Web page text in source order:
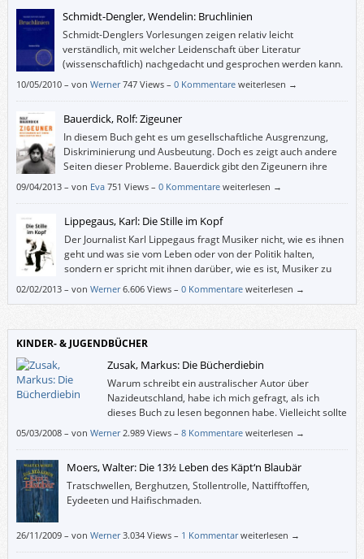
Schmidt-Dengler, Wendelin: Bruchlinien
Schmidt-Denglers Vorlesungen zeigen relativ leicht
verständlich, mit welcher Leidenschaft über Literatur
(wissenschaftlich) nachgedacht und gesprochen werden kann.
10/05/2010– von Werner 747 Views – 0 Kommentare weiterlesen →
Bauerdick, Rolf: Zigeuner
In diesem Buch geht es um gesellschaftliche Ausgrenzung,
Diskriminierung und Ausbeutung. Doch es zeigt auch andere
Seiten dieser Probleme. Bauerdick gibt den Zigeunern ihre
Menschlichkeit zurück, gesteht ihnen zu, gute und schlechte
Arroganz).
09/04/2013– von Eva 751 Views – 0 Kommentare weiterlesen →
Lippegaus, Karl: Die Stille im Kopf
Der Journalist Karl Lippegaus fragt Musiker nicht, wie es ihnen
geht und was sie vom Leben oder von der Politik halten,
sondern er spricht mit ihnen darüber, wie es ist, Musiker zu
sein, und warum sie gerade jetzt gerade diese Musik machen.
02/02/2013– von Werner 6.606 Views – 0 Kommentare weiterlesen →
KINDER- & JUGENDBÜCHER
Zusak, Markus: Die Bücherdiebin
Warum schreibt ein australischer Autor über
Nazideutschland, habe ich mich gefragt, als ich
dieses Buch zu lesen begonnen habe. Vielleicht sollte
man also wissen, dass Markus Zusaks Mutter aus
Zweiten Weltkrieg erzählt haben.
05/03/2008– von Werner 2.989 Views – 8 Kommentare weiterlesen →
Moers, Walter: Die 13½ Leben des Käpt‘n Blaubär
Tratschwellen, Berghutzen, Stollentrolle, Nattifftoffen,
Eydeeten und Haifischmaden.
26/11/2009– von Werner 3.034 Views – 1 Kommentar weiterlesen →